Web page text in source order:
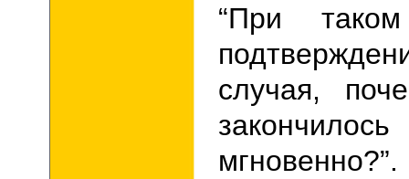
“При таком
случая,
закончилось